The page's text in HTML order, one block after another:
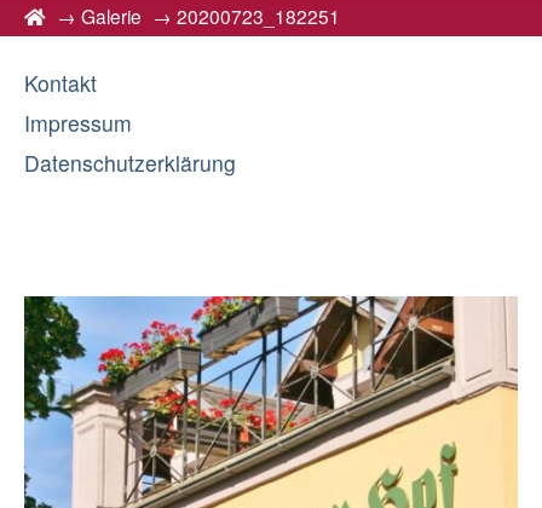
→ Galerie → 20200723_182251
Kontakt
Impressum
Datenschutzerklärung